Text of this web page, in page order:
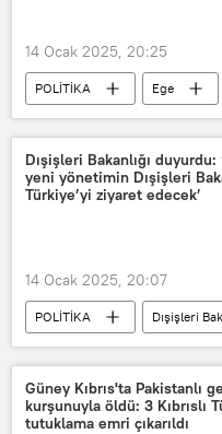
14 Ocak 2025, 20:25
POLİTİKA Ege
Yunanistan Dışişleri Bakanlığı
Devlet Bahçeli
feragat
Ege Denizi
Dışişleri Bakanlığı
yeni yönetimin Dışişleri
Türkiye’yi ziyaret edecek’
14 Ocak 2025, 20:07
POLİTİKA
Dışişleri
Türkiye Cumhuriyeti
Suriye
Esad Hasan
Ziyaret
resmi ziyaret
Güney Kıbrıs'ta Pakistanlı
kurşunuyla öldü: 3 Kıbrıslı
tutuklama emri çıkarıldı